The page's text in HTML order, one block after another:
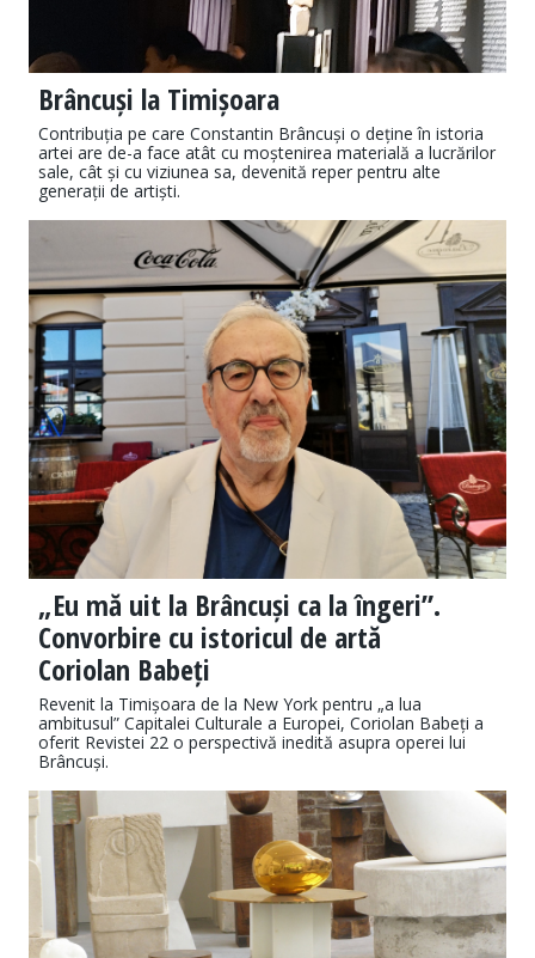
Brâncuși la Timișoara
Contribuția pe care Constantin Brâncuși o deține în istoria
artei are de-a face atât cu moștenirea materială a lucrărilor
sale, cât și cu viziunea sa, devenită reper pentru alte
generații de artiști.
„Eu mă uit la Brâncuși ca la îngeri”.
Convorbire cu istoricul de artă
Coriolan Babeți
Revenit la Timișoara de la New York pentru „a lua
ambitusul” Capitalei Culturale a Europei, Coriolan Babeți a
oferit Revistei 22 o perspectivă inedită asupra operei lui
Brâncuși.